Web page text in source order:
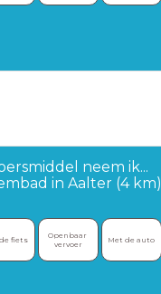
neem ik...
in Aalter (4 km)
fiets
Openbaar
vervoer
Met de auto